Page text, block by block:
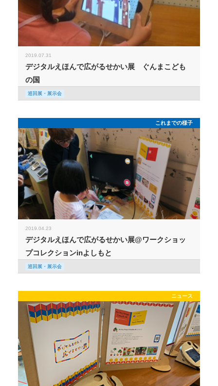
2019.07.31
デジタルえほんで広がるせかい展 ぐんまこども
の国
巡回展・展示会
これまでの様子
2019.04.23
デジタルえほんで広がるせかい展@ワークショッ
プコレクションinよしもと
巡回展・展示会
ニュース